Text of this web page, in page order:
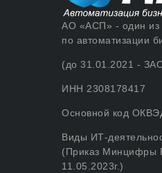
АО «АСП» - один из
по автоматизации
(до 31.01.2021 -
ИНН 2308178417
Основной код
Виды ИТ-
(Приказ Минцифры
11.05.2023г.)